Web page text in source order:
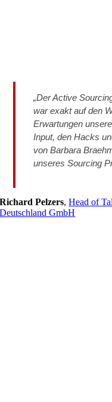
„Der Active
war exakt auf den
Erwartungen
Input, den Hacks
von Barbara
unseres Sourcing
Richard Pelzers,Head of
Deutschland GmbH